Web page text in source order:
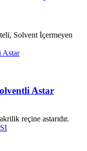
Solvent İçermeyen
Astar
reçine astarıdır.